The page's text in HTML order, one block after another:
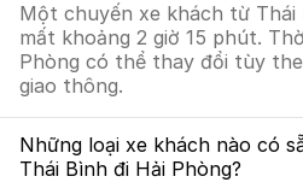
Một chuyến xe khách từ Thái
mất khoảng 2 giờ 15 phút.
Phòng có thể thay đổi tùy
giao thông.
Những loại xe khách nào có
Thái Bình đi Hải Phòng?